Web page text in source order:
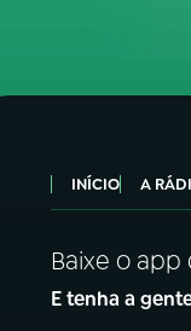
INÍCIO A
Baixe o
E tenha a